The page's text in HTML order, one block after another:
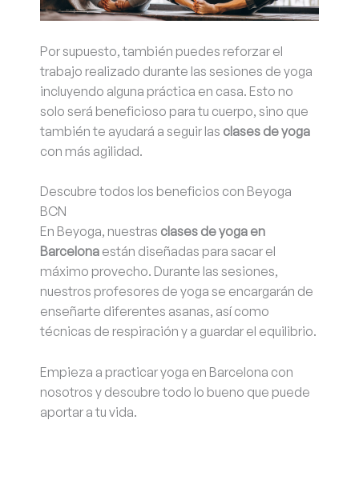
Por supuesto, también puedes reforzar el
trabajo realizado durante las sesiones de yoga
incluyendo alguna práctica en casa. Esto no
solo será beneficioso para tu cuerpo, sino que
también te ayudará a seguir las clases de yoga
con más agilidad.
Descubre todos los beneficios con Beyoga
BCN
En Beyoga, nuestras clases de yoga en
Barcelona están diseñadas para sacar el
máximo provecho. Durante las sesiones,
nuestros profesores de yoga se encargarán de
enseñarte diferentes asanas, así como
técnicas de respiración y a guardar el equilibrio.
Empieza a practicar yoga en Barcelona con
nosotros y descubre todo lo bueno que puede
aportar a tu vida.